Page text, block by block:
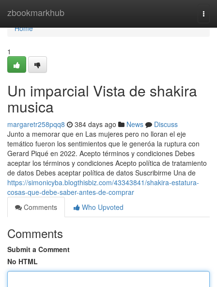
zbookmarkhub
Home
Home
1
Un imparcial Vista de shakira
musica
margaretr258pqq8 384 days ago News
Discuss
Junto a memorar que en Las mujeres pero no lloran el eje
temático fueron los sentimientos que le generóa la ruptura con
Gerard Piqué en 2022. Acepto términos y condiciones Debes
aceptar los términos y condiciones Acepto política de tratamiento
de datos Debes aceptar política de datos Suscribirme Una de
https://simonicyba.blogthisbiz.com/43343841/shakira-estatura-
cosas-que-debe-saber-antes-de-comprar
Comments
Who Upvoted
Comments
Submit a Comment
No HTML